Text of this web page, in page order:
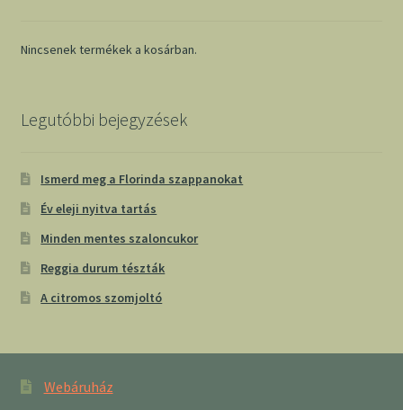
Nincsenek termékek a kosárban.
Legutóbbi bejegyzések
Ismerd meg a Florinda szappanokat
Év eleji nyitva tartás
Minden mentes szaloncukor
Reggia durum tészták
A citromos szomjoltó
Webáruház